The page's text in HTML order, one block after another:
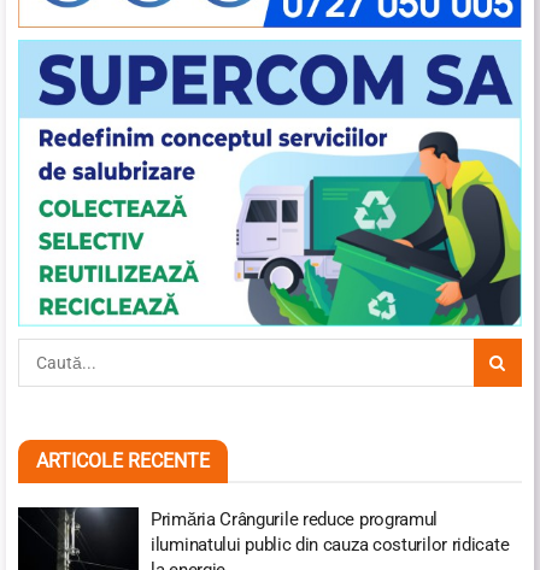
ARTICOLE RECENTE
Primăria Crângurile reduce programul
iluminatului public din cauza costurilor ridicate